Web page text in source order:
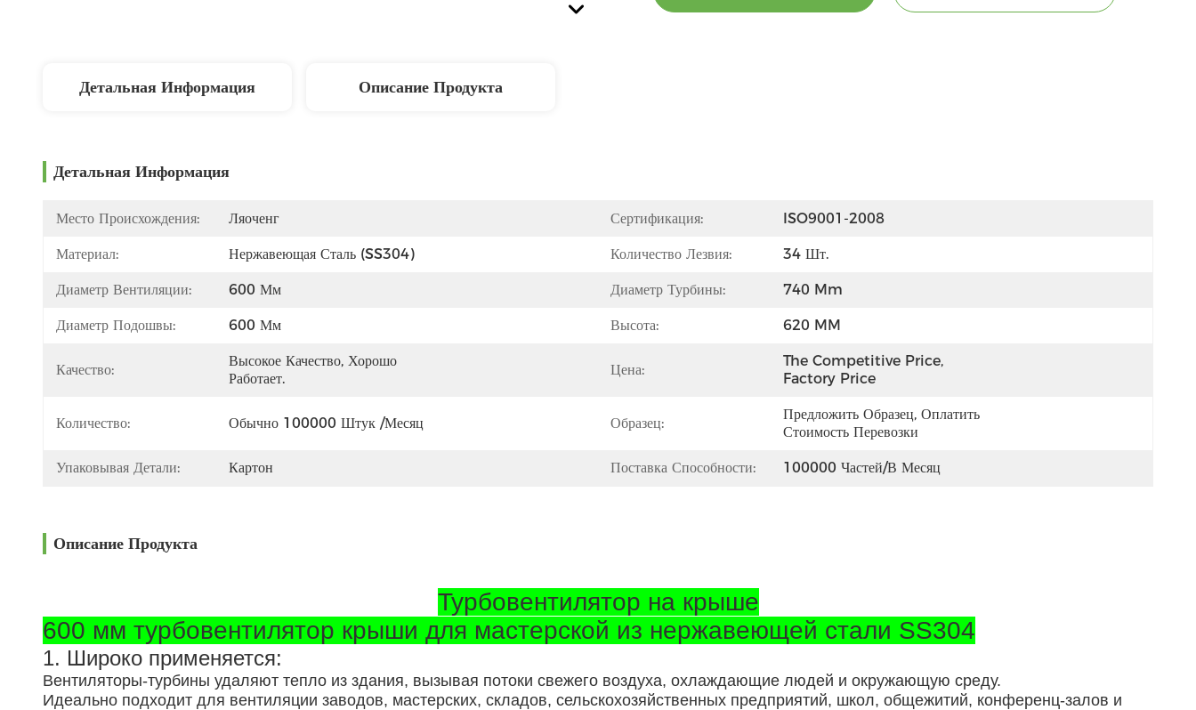
Детальная Информация Описание Продукта
Детальная Информация
Место Происхождения: Ляоченг Сертификация: ISO9001-2008
Материал: Нержавеющая Сталь (SS304) Количество Лезвия: 34 Шт.
Диаметр Вентиляции: 600 Мм Диаметр Турбины: 740 Mm
Диаметр Подошвы: 600 Мм Высота: 620 MM
Качество:
Высокое Качество, Хорошо
Работает.
Цена:
The Competitive Price,
Factory Price
Количество: Обычно 100000 Штук /месяц Образец:
Предложить Образец, Оплатить
Стоимость Перевозки
Упаковывая Детали: Картон Поставка Способности: 100000 Частей/в Месяц
Описание Продукта
Турбовентилятор на крыше
600 мм турбовентилятор крыши для мастерской из нержавеющей стали SS304
1. Широко применяется:
Вентиляторы-турбины удаляют тепло из здания, вызывая потоки свежего воздуха, охлаждающие людей и окружающую среду.
Идеально подходит для вентиляции заводов, мастерских, складов, сельскохозяйственных предприятий, школ, общежитий, конференц-залов и